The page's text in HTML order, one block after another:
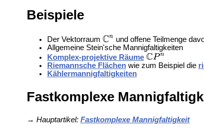
Beispiele
Der Vektorraum
und offene Teilmenge
Allgemeine Stein'sche Mannigfaltigkeiten
Komplex-projektive Räume
Riemannsche Flächenwie zum Beispiel die
Kählermannigfaltigkeiten
Fastkomplexe
→ Hauptartikel: Fastkomplexe Mannigfaltigkeit